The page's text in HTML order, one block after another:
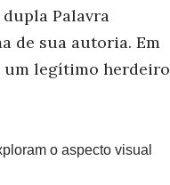
Palavra
de sua autoria. Em
um legítimo herdeiro
o aspecto visual